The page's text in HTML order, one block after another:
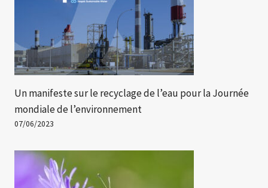
Un manifeste sur le recyclage de l’eau pour la Journée
mondiale de l’environnement
07/06/2023